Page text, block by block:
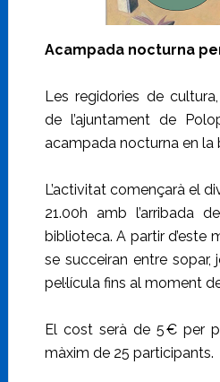
Acampada nocturna
Les regidories de
de l’ajuntament de
acampada nocturna en la
L’activitat començarà el
21.00h amb l’arribada
biblioteca. A partir d’este
se succeiran entre sopar,
pel·lícula fins al moment
El cost serà de 5 € per
màxim de 25 participants.